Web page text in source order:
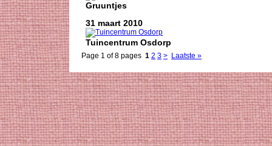
Gruuntjes
31 maart 2010
Tuincentrum Osdorp
Page 1 of 8 pages 1 2 3 > Laatste »